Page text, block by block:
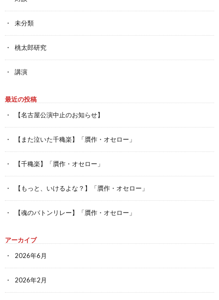
未分類
桃太郎研究
講演
最近の投稿
【名古屋公演中止のお知らせ】
【また泣いた千穐楽】「贋作・オセロー」
【千穐楽】「贋作・オセロー」
【もっと、いけるよな？】「贋作・オセロー」
【魂のバトンリレー】「贋作・オセロー」
アーカイブ
2026年6月
2026年2月